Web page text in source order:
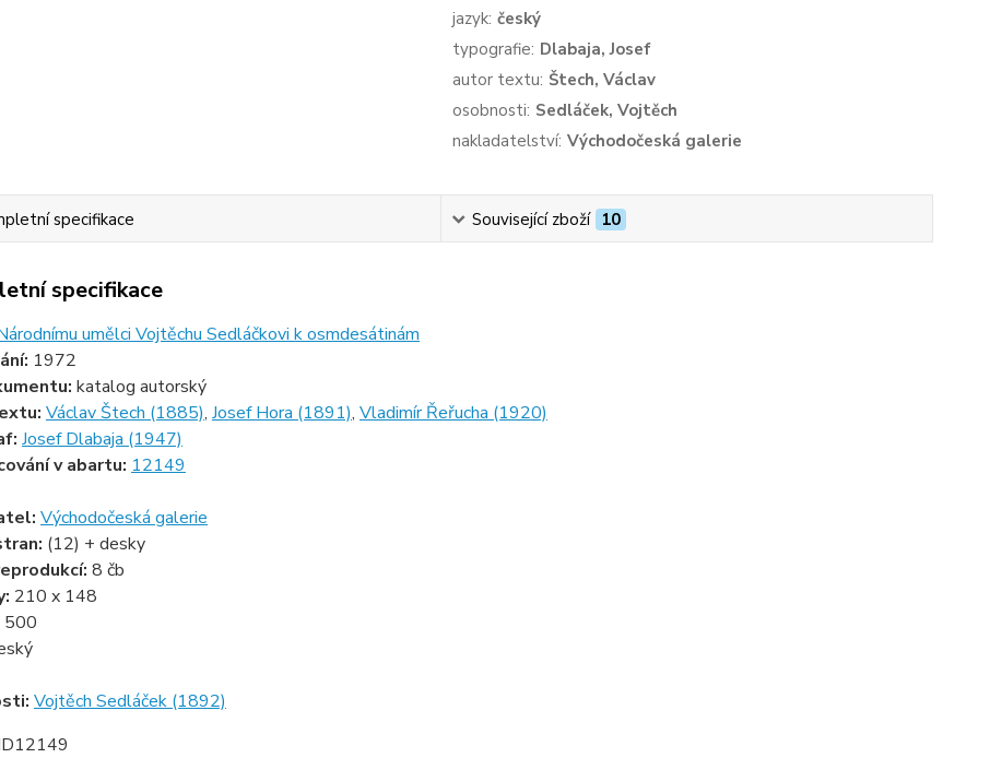
jazyk: český
typografie: Dlabaja, Josef
autor textu: Štech, Václav
osobnosti: Sedláček, Vojtěch
nakladatelství: Východočeská galerie
specifikace Související zboží 10
specifikace
umělci Vojtěchu Sedláčkovi k osmdesátinám
1972
katalog autorský
Václav Štech (1885), Josef Hora (1891), Vladimír Řeřucha (1920)
Josef Dlabaja (1947)
v abartu: 12149
Východočeská galerie
(12) + desky
8 čb
210 x 148
500
Vojtěch Sedláček (1892)